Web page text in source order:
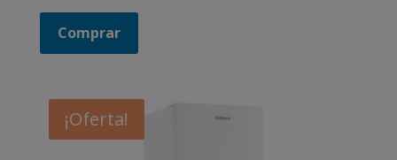
Comprar
¡Oferta!